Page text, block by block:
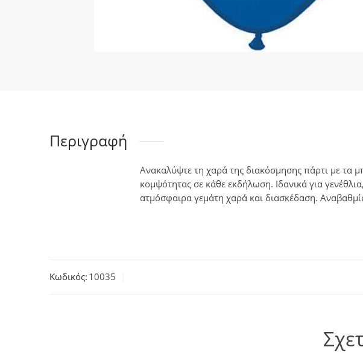
Περιγραφή
Ανακαλύψτε τη χαρά της διακόσμησης πάρτι με τα
κομψότητας σε κάθε εκδήλωση. Ιδανικά για
ατμόσφαιρα γεμάτη χαρά και διασκέδαση.
Κωδικός: 10035